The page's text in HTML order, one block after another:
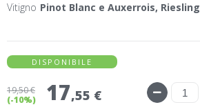
Vitigno Pinot Blanc e Auxerrois, Riesling
DISPONIBILE
19,50 €
(-10%)
17,55 €